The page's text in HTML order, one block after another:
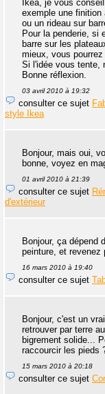
Ikea, je vous
exemple une
ou un rideau sur
Pour la penderie, si
barre sur les
mieux, vous
Si l'idée vous tente,
Bonne réflexion.
03 avril 2010 à 19:32
consulter ce sujet
style Ikea
Bonjour, mais oui,
bonne, voyez en
01 avril 2010 à 21:39
consulter ce sujet
d'extérieur
Bonjour, ça dépend
peinture, et revenez
16 mars 2010 à 19:40
consulter ce sujet
Bonjour, c'est un
retrouver par terre
bigrement solide...
raccourcir les pieds
15 mars 2010 à 20:18
consulter ce sujet